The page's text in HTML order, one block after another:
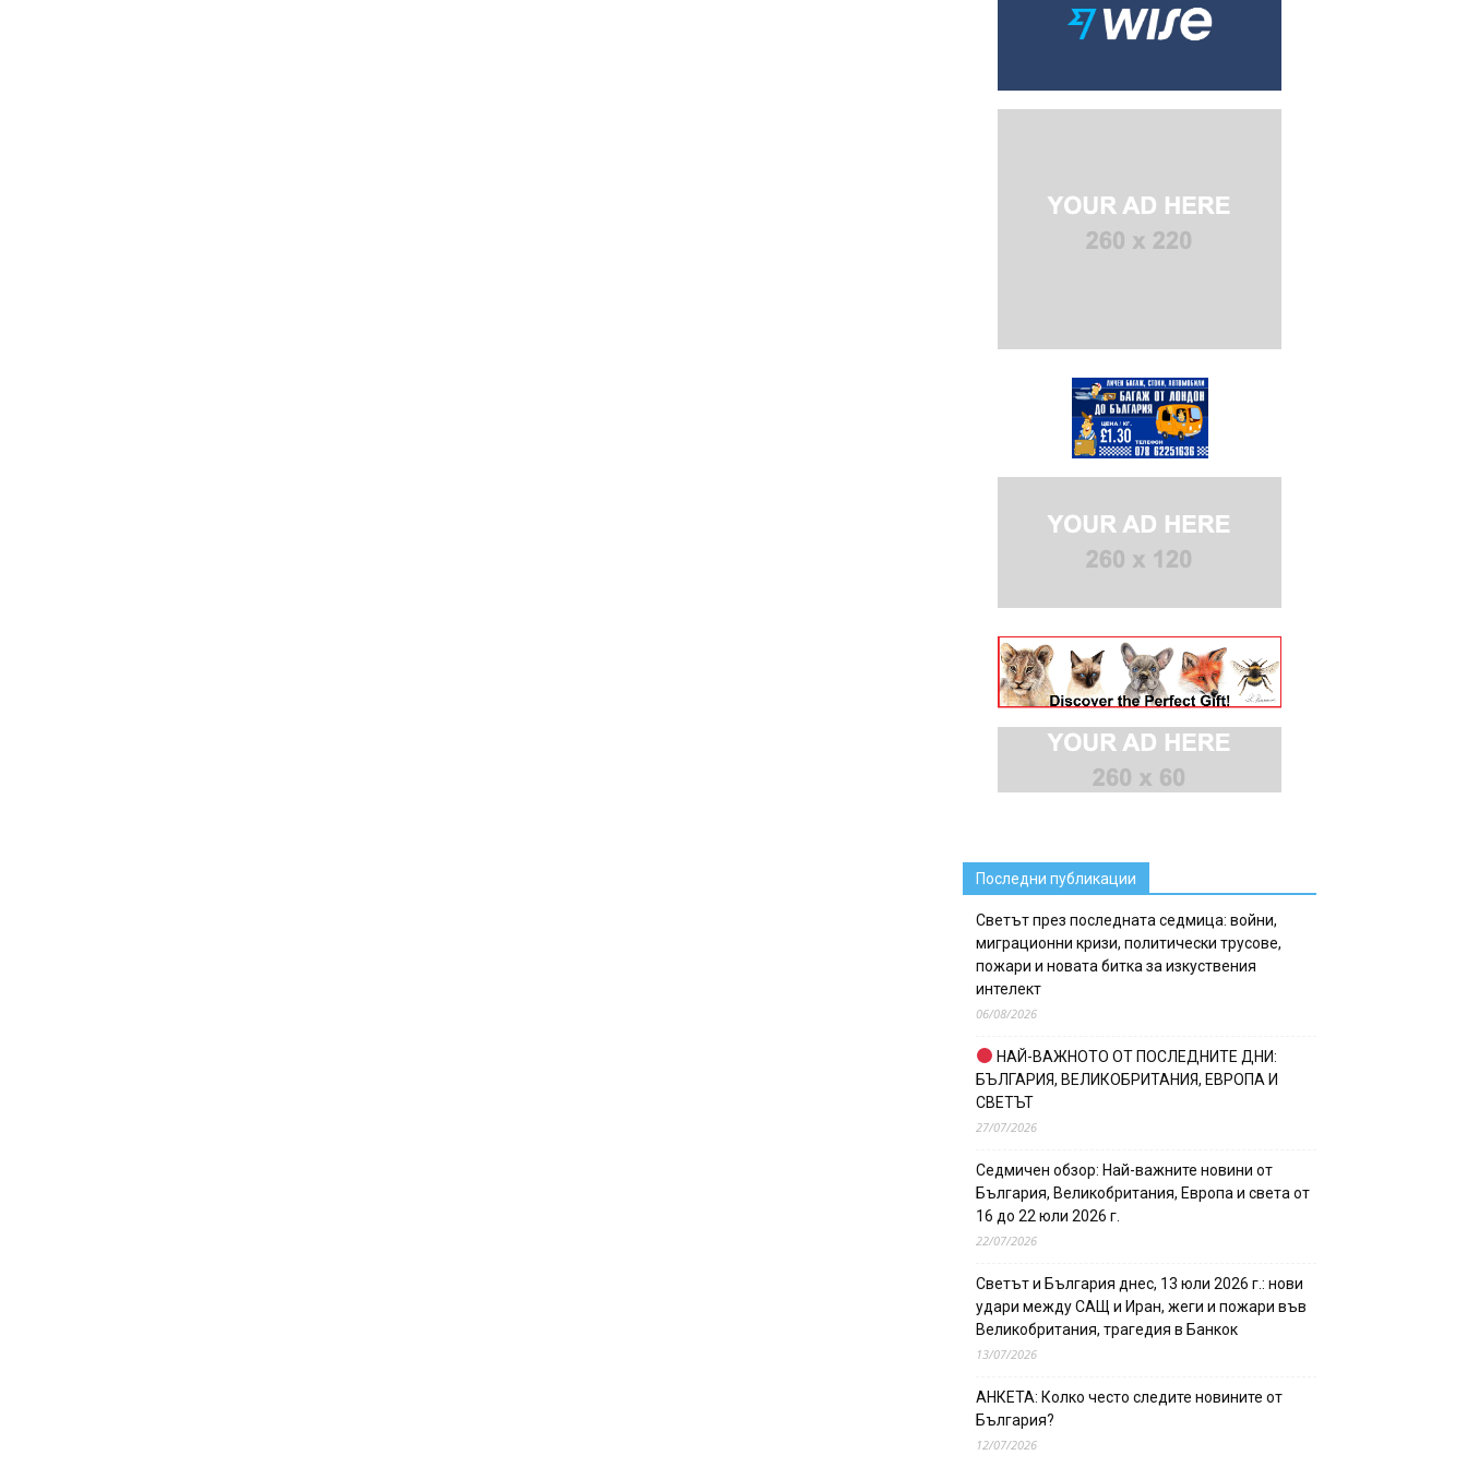
Последни публикации
Светът през последната седмица: войни,
миграционни кризи, политически трусове,
пожари и новата битка за изкуствения
интелект
06/08/2026
НАЙ-ВАЖНОТО ОТ ПОСЛЕДНИТЕ ДНИ:
БЪЛГАРИЯ, ВЕЛИКОБРИТАНИЯ, ЕВРОПА И
СВЕТЪТ
27/07/2026
Седмичен обзор: Най-важните новини от
България, Великобритания, Европа и света от
16 до 22 юли 2026 г.
22/07/2026
Светът и България днес, 13 юли 2026 г.: нови
удари между САЩ и Иран, жеги и пожари във
Великобритания, трагедия в Банкок
13/07/2026
АНКЕТА: Колко често следите новините от
България?
12/07/2026